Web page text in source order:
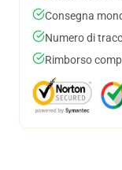
Consegna
Numero di
Rimborso